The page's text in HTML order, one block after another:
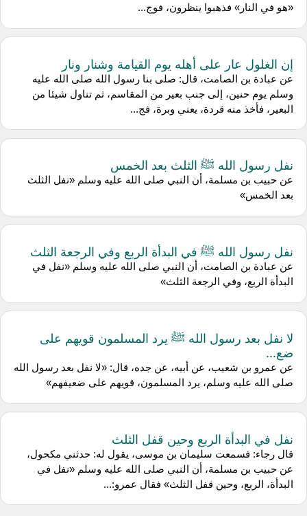
«هو في النار» فذهبوا ينظرون، فوج...
إن الغلول عار على أهله يوم القيامة وشنار ونار
عن عبادة بن الصامت، قال: صلى بنا رسول الله صلى الله عليه
وسلم يوم حنين، إلى جنب بعير من المقاسم، ثم تناول شيئا من
البعير، فأخذ منه قردة، يعني وبرة، فج...
نفل رسول الله ﷺ الثلث بعد الخمس
عن حبيب بن مسلمة، أن النبي صلى الله عليه وسلم «نفل الثلث
بعد الخمس»
نفل رسول الله ﷺ في البدأة الربع وفي الرجعة الثلث
عن عبادة بن الصامت، أن النبي صلى الله عليه وسلم «نفل في
البدأة الربع، وفي الرجعة الثلث»
لا نفل بعد رسول الله ﷺ يرد المسلمون قويهم على
ضع...
عن عمرو بن شعيب، عن أبيه، عن جده، قال: «لا نفل بعد رسول الله
صلى الله عليه وسلم، يرد المسلمون، قويهم على ضعيفهم»
نفل في البدأة الربع وحين قفل الثلث
قال رجاء: فسمعت سليمان بن موسى، يقول له: حدثني مكحول،
عن حبيب بن مسلمة، أن النبي صلى الله عليه وسلم «نفل في
البدأة، الربع، وحين قفل الثلث» فقال عمرو:...